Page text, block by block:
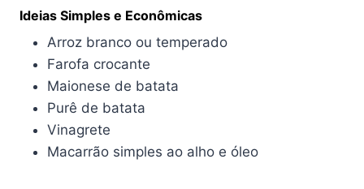
Ideias Simples e Econômicas
Arroz branco ou temperado
Farofa crocante
Maionese de batata
Purê de batata
Vinagrete
Macarrão simples ao alho e óleo